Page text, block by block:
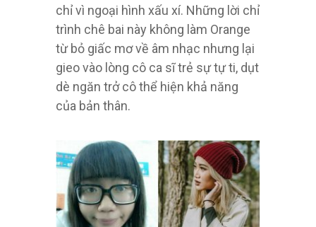
chỉ vì ngoại hình xấu xí. Những lời chỉ
trình chê bai này không làm Orange
từ bỏ giấc mơ về âm nhạc nhưng lại
gieo vào lòng cô ca sĩ trẻ sự tự ti, dụt
dè ngăn trở cô thể hiện khả năng
của bản thân.